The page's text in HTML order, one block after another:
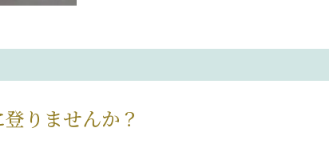
りませんか？